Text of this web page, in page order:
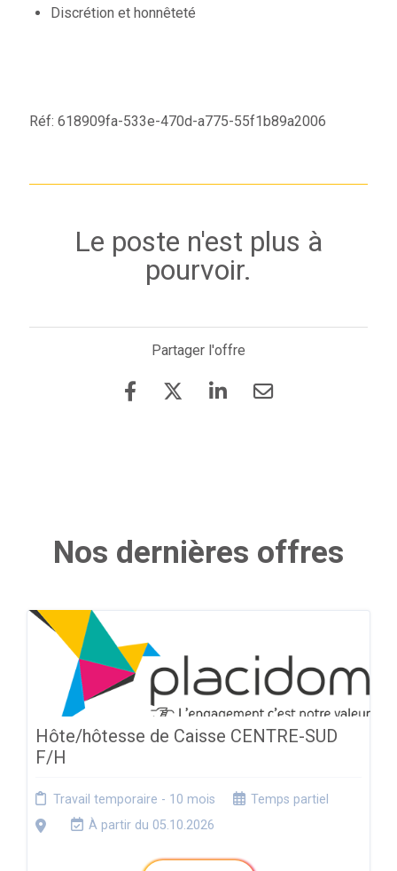
Discrétion et honnêteté
Réf: 618909fa-533e-470d-a775-55f1b89a2006
Le poste n'est plus à
pourvoir.
Partager l'offre
Nos dernières offres
Hôte/hôtesse de Caisse CENTRE-SUD
F/H
Travail temporaire - 10 mois
Temps partiel
À partir du 05.10.2026